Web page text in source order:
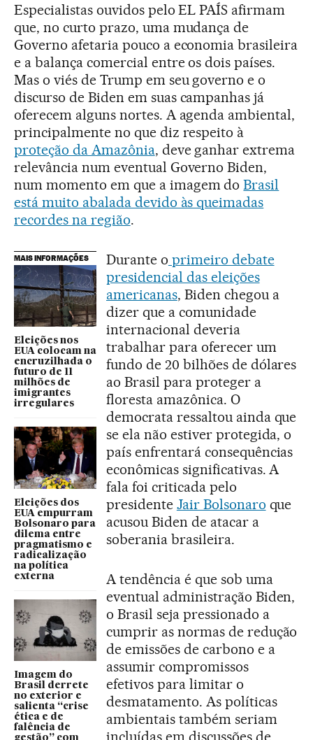
Especialistas ouvidos pelo EL PAÍS afirmam
que, no curto prazo, uma mudança de
Governo afetaria pouco a economia brasileira
e a balança comercial entre os dois países.
Mas o viés de Trump em seu governo e o
discurso de Biden em suas campanhas já
oferecem alguns nortes. A agenda ambiental,
principalmente no que diz respeito à
proteção da Amazônia, deve ganhar extrema
relevância num eventual Governo Biden,
num momento em que a imagem doBrasil
está muito abalada devido às queimadas
recordes na região.
MAIS INFORMAÇÕES
Eleições nos
EUA colocam na
encruzilhada o
futuro de 11
milhões de
imigrantes
irregulares
Eleições dos
EUA empurram
Bolsonaro para
dilema entre
pragmatismo e
radicalização
na política
externa
Imagem do
Brasil derrete
no exterior e
salienta “crise
ética e de
falência de
gestão” com
Durante o primeiro debate
presidencial das eleições
americanas, Biden chegou a
dizer que a comunidade
internacional deveria
trabalhar para oferecer um
fundo de 20 bilhões de dólares
ao Brasil para proteger a
floresta amazônica. O
democrata ressaltou ainda que
se ela não estiver protegida, o
país enfrentará consequências
econômicas significativas. A
fala foi criticada pelo
presidente Jair Bolsonaro que
acusou Biden de atacar a
soberania brasileira.
A tendência é que sob uma
eventual administração Biden,
o Brasil seja pressionado a
cumprir as normas de redução
de emissões de carbono e a
assumir compromissos
efetivos para limitar o
desmatamento. As políticas
ambientais também seriam
incluídas em discussões de